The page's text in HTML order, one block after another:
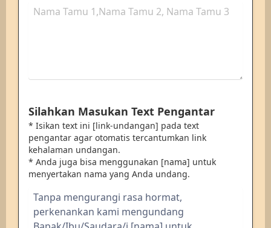
Silahkan Masukan Text Pengantar
* Isikan text ini [link-undangan] pada text
pengantar agar otomatis tercantumkan link
kehalaman undangan.
* Anda juga bisa menggunakan [nama] untuk
menyertakan nama yang Anda undang.